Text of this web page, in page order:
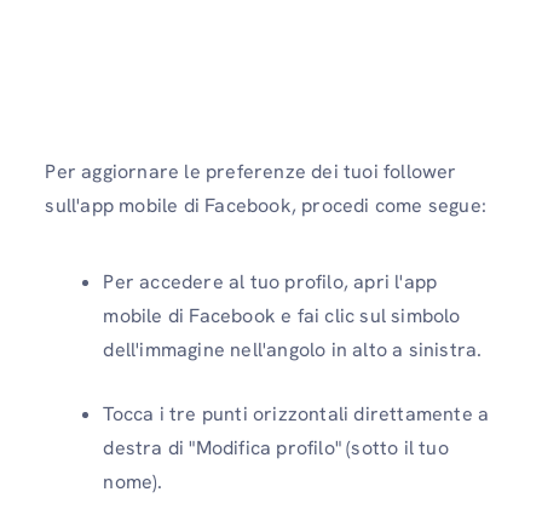
Per aggiornare le preferenze dei tuoi follower
sull'app mobile di Facebook, procedi come segue:
Per accedere al tuo profilo, apri l'app
mobile di Facebook e fai clic sul simbolo
dell'immagine nell'angolo in alto a sinistra.
Tocca i tre punti orizzontali direttamente a
destra di "Modifica profilo" (sotto il tuo
nome).